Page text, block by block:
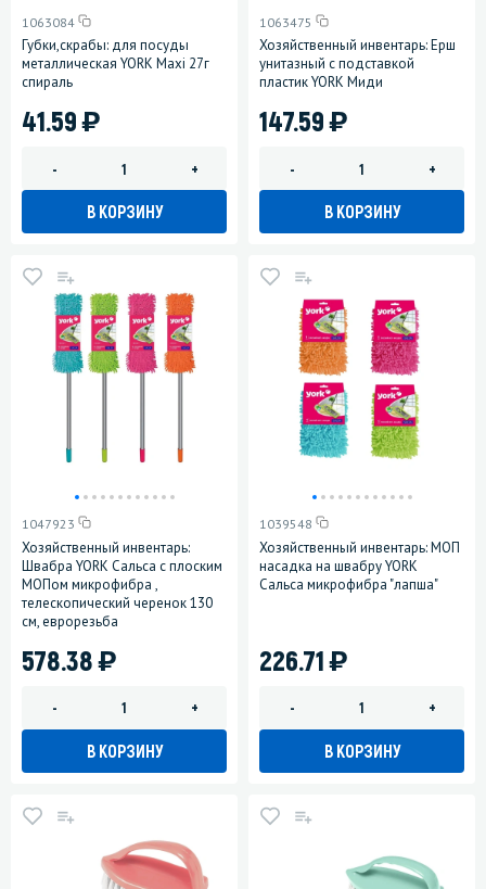
1063084
Губки,скрабы: для посуды
металлическая YORK Maxi 27г
спираль
41.59)
- +
В КОРЗИНУ
1063475
Хозяйственный инвентарь: Ерш
унитазный с подставкой
пластик YORK Миди
147.59)
- +
В КОРЗИНУ
1047923
Хозяйственный инвентарь:
Швабра YORK Сальса с плоским
МОПом микрофибра ,
телескопический черенок 130
см, еврорезьба
578.38)
- +
В КОРЗИНУ
1039548
Хозяйственный инвентарь: МОП
насадка на швабру YORK
Сальса микрофибра "лапша"
226.71)
- +
В КОРЗИНУ